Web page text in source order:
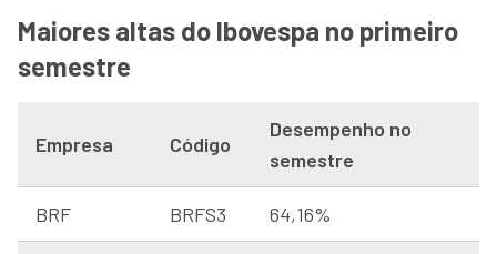
Maiores altas do Ibovespa no primeiro
semestre
Empresa Código
Desempenho no
semestre
BRF BRFS3 64,16%